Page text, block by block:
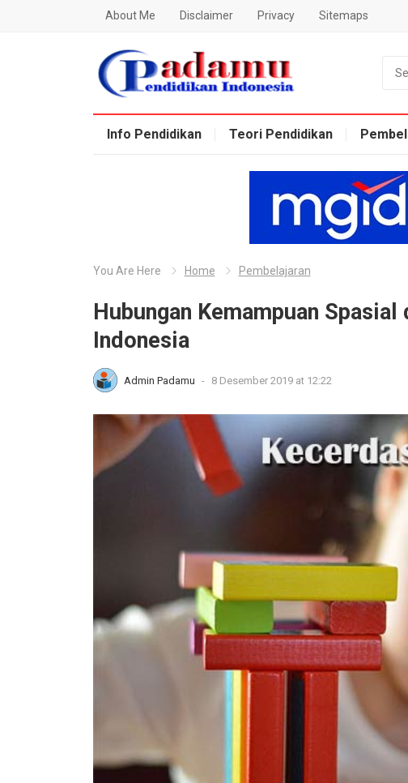
About Me Disclaimer Privacy Sitemaps
Blog Padamu
Info Pendidikan
Teori Pendidikan
You Are Here Home Pembelajaran
Hubungan Kemampuan
Indonesia
Admin Padamu - 8 Desember 2019 at 12:22